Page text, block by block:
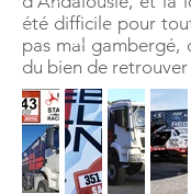
été difficile pour
pas mal gambergé,
du bien de retrouver